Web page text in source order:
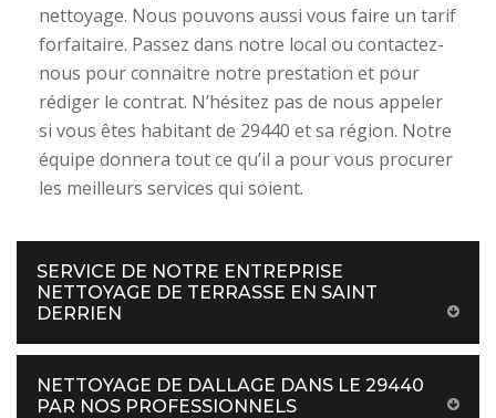
nettoyage. Nous pouvons aussi vous faire un tarif
forfaitaire. Passez dans notre local ou contactez-
nous pour connaitre notre prestation et pour
rédiger le contrat. N’hésitez pas de nous appeler
si vous êtes habitant de 29440 et sa région. Notre
équipe donnera tout ce qu’il a pour vous procurer
les meilleurs services qui soient.
SERVICE DE NOTRE ENTREPRISE
NETTOYAGE DE TERRASSE EN SAINT
DERRIEN
NETTOYAGE DE DALLAGE DANS LE 29440
PAR NOS PROFESSIONNELS